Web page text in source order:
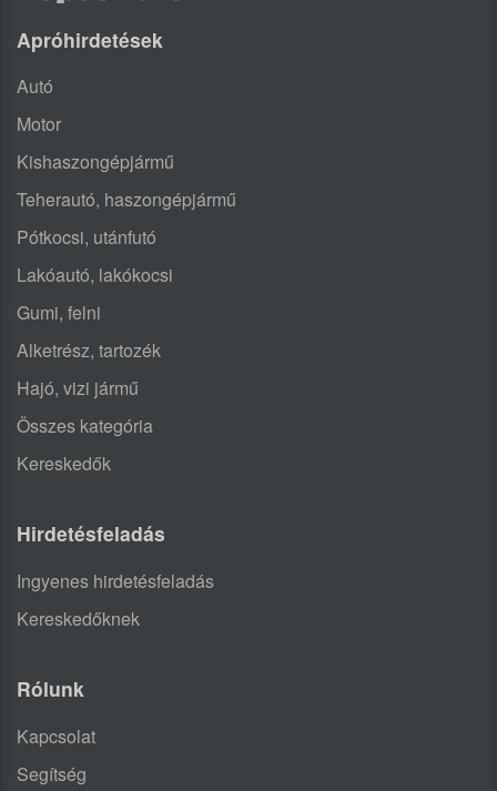
Apróhirdetések
Autó
Motor
Kishaszongépjármű
Teherautó, haszongépjármű
Pótkocsi, utánfutó
Lakóautó, lakókocsi
Gumi, felni
Alketrész, tartozék
Hajó, vizi jármű
Összes kategória
Kereskedők
Hirdetésfeladás
Ingyenes hirdetésfeladás
Kereskedőknek
Rólunk
Kapcsolat
Segítség